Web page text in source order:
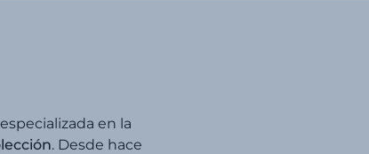
en la
. Desde hace